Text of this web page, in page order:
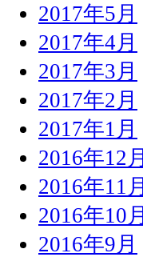
2017年5月
2017年4月
2017年3月
2017年2月
2017年1月
2016年12月
2016年11月
2016年10月
2016年9月